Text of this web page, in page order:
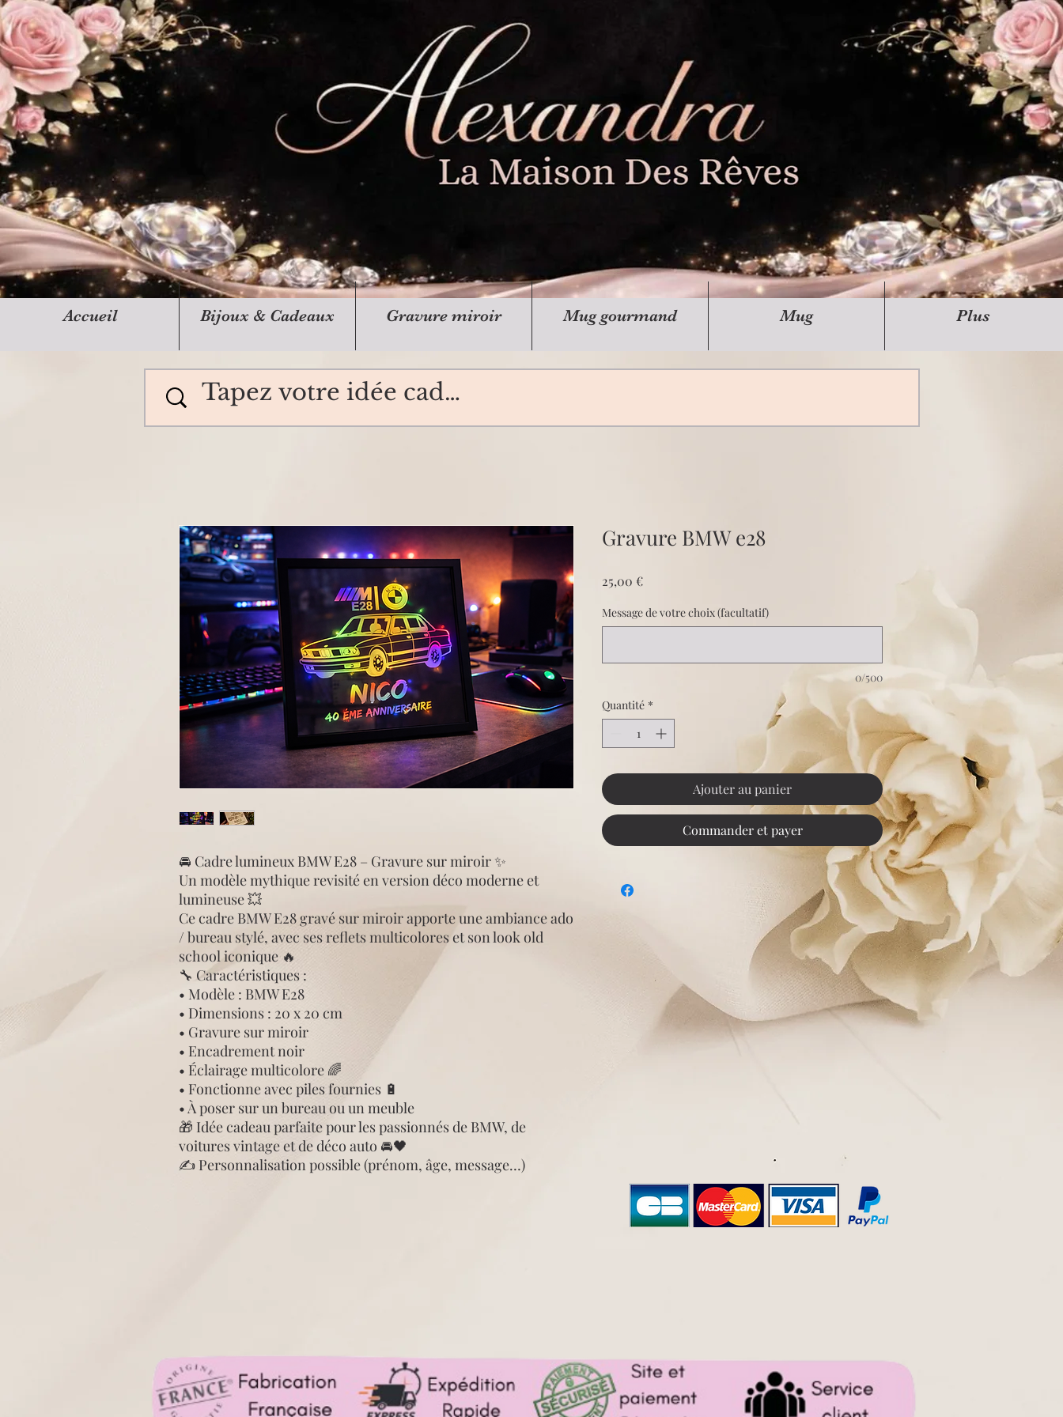
Accueil Bijoux & Cadeaux Gravure miroir Mug gourmand Mug Plus
🚘 Cadre lumineux BMW E28 – Gravure sur miroir ✨
Un modèle mythique revisité en version déco moderne et
lumineuse 💥
Ce cadre BMW E28 gravé sur miroir apporte une ambiance ado
/ bureau stylé, avec ses reflets multicolores et son look old
school iconique 🔥
🔧 Caractéristiques :
• Modèle : BMW E28
• Dimensions : 20 x 20 cm
• Gravure sur miroir
• Encadrement noir
• Éclairage multicolore 🌈
• Fonctionne avec piles fournies 🔋
• À poser sur un bureau ou un meuble
🎁 Idée cadeau parfaite pour les passionnés de BMW, de
voitures vintage et de déco auto 🚘🖤
✍️ Personnalisation possible (prénom, âge, message…)
Gravure BMW e28
25,00 €Prix
Message de votre choix (facultatif)
0/500
Quantité *
Ajouter au panier
Commander et payer